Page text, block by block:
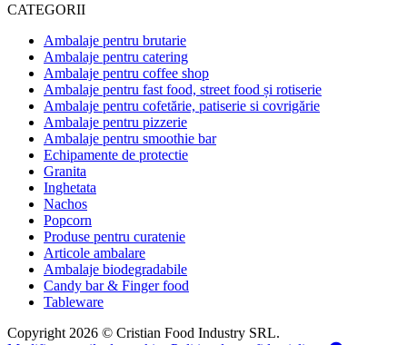
CATEGORII
Ambalaje pentru brutarie
Ambalaje pentru catering
Ambalaje pentru coffee shop
Ambalaje pentru fast food, street food și rotiserie
Ambalaje pentru cofetărie, patiserie si covrigărie
Ambalaje pentru pizzerie
Ambalaje pentru smoothie bar
Echipamente de protectie
Granita
Inghetata
Nachos
Popcorn
Produse pentru curatenie
Articole ambalare
Ambalaje biodegradabile
Candy bar & Finger food
Tableware
Copyright 2026 © Cristian Food Industry SRL.